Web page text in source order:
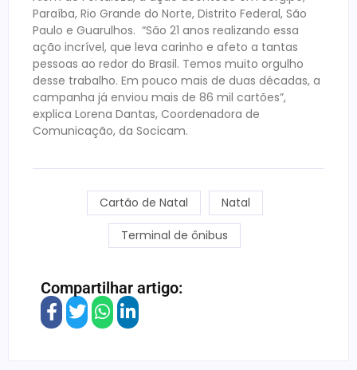
Paraíba, Rio Grande do Norte, Distrito Federal, São
Paulo e Guarulhos. “São 21 anos realizando essa
ação incrível, que leva carinho e afeto a tantas
pessoas ao redor do Brasil. Temos muito orgulho
desse trabalho. Em pouco mais de duas décadas, a
campanha já enviou mais de 86 mil cartões”,
explica Lorena Dantas, Coordenadora de
Comunicação, da Socicam.
Cartão de Natal Natal
Terminal de ônibus
Compartilhar artigo: